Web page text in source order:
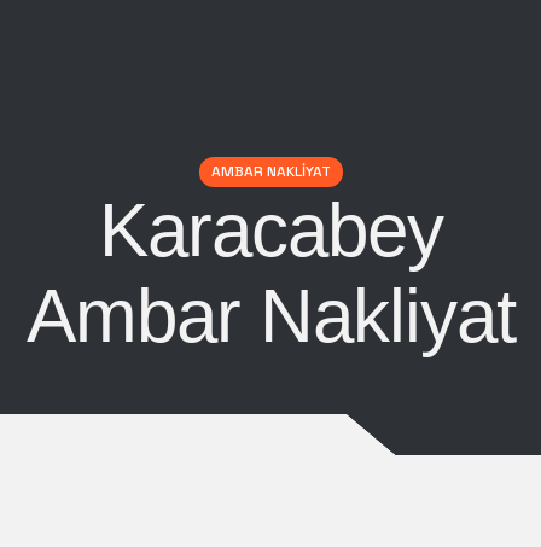
AMBAR NAKLIYAT
Karacabey
Ambar Nakliyat